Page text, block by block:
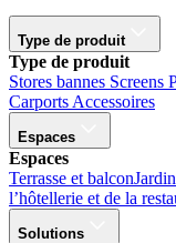
Type de produit
Type de produit
Stores bannes Screens
Carports Accessoires
Espaces
Espaces
Terrasse et balconJardin
l’hôtellerie et de la
Solutions